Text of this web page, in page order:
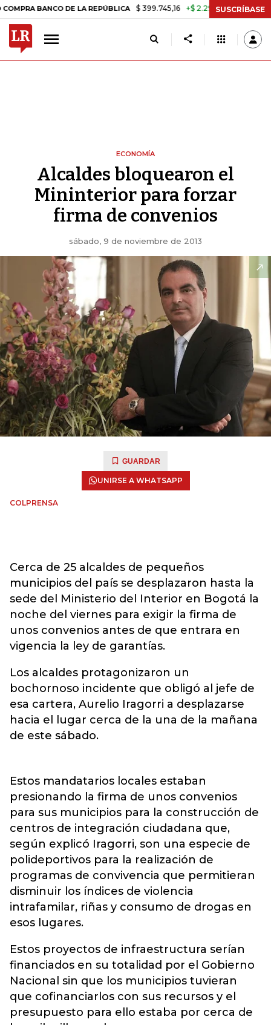
DE LA REPÚBLICA $ 399.745,16 +$ 2.295,71 +0,58% TASA
SUSCRÍBASE
ECONOMÍA
Alcaldes bloquearon el
Mininterior para forzar
firma de convenios
sábado, 9 de noviembre de 2013
GUARDAR
UNIRSE A WHATSAPP
COLPRENSA
Cerca de 25 alcaldes de pequeños
municipios del país se desplazaron hasta la
sede del Ministerio del Interior en Bogotá la
noche del viernes para exigir la firma de
unos convenios antes de que entrara en
vigencia la ley de garantías.
Los alcaldes protagonizaron un
bochornoso incidente que obligó al jefe de
esa cartera, Aurelio Iragorri a desplazarse
hacia el lugar cerca de la una de la mañana
de este sábado.
Estos mandatarios locales estaban
presionando la firma de unos convenios
para sus municipios para la construcción de
centros de integración ciudadana que,
según explicó Iragorri, son una especie de
polideportivos para la realización de
programas de convivencia que permitieran
disminuir los índices de violencia
intrafamilar, riñas y consumo de drogas en
esos lugares.
Estos proyectos de infraestructura serían
financiados en su totalidad por el Gobierno
Nacional sin que los municipios tuvieran
que cofinanciarlos con sus recursos y el
presupuesto para ello estaba por cerca de